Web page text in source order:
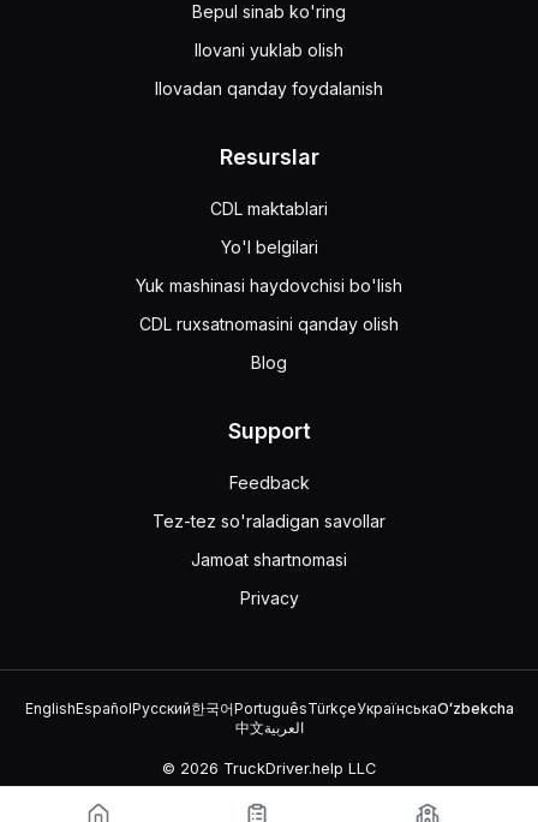
Bepul sinab ko'ring
Ilovani yuklab olish
Ilovadan qanday foydalanish
Resurslar
CDL maktablari
Yo'l belgilari
Yuk mashinasi haydovchisi bo'lish
CDL ruxsatnomasini qanday olish
Blog
Support
Feedback
Tez-tez so'raladigan savollar
Jamoat shartnomasi
Privacy
EnglishEspañolРусский한국어PortuguêsTürkçeУкраїнськаOʻzbekcha
中文العربية
© 2026 TruckDriver.help LLC
Platforma kompaniyaga tegishli va davlat tashkilotlari bilan aloqasi